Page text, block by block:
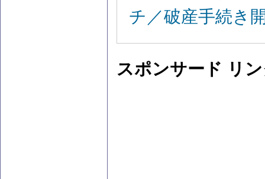
チ／破産手続き
スポンサード リ